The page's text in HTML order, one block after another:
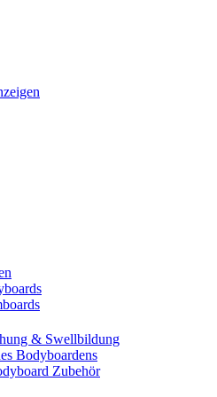
& Swellbildung
Bodyboardens
Zubehör